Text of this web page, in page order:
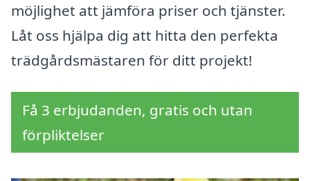
möjlighet att jämföra priser och tjänster.
Låt oss hjälpa dig att hitta den perfekta
trädgårdsmästaren för ditt projekt!
Få 3 erbjudanden, gratis och utan
förpliktelser